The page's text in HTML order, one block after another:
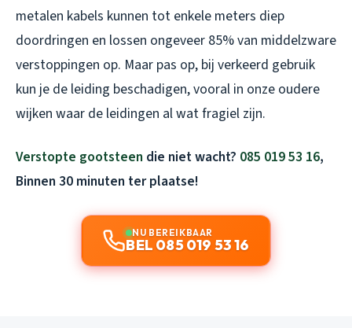
metalen kabels kunnen tot enkele meters diep
doordringen en lossen ongeveer 85% van middelzware
verstoppingen op. Maar pas op, bij verkeerd gebruik
kun je de leiding beschadigen, vooral in onze oudere
wijken waar de leidingen al wat fragiel zijn.
Verstopte gootsteen die niet wacht? 085 019 53 16,
Binnen 30 minuten ter plaatse!
NU BEREIKBAAR
BEL 085 019 53 16